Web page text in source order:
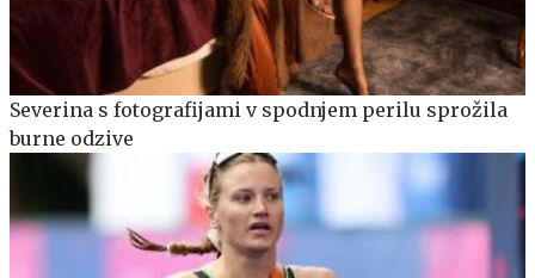
Severina s fotografijami v spodnjem perilu sprožila
burne odzive